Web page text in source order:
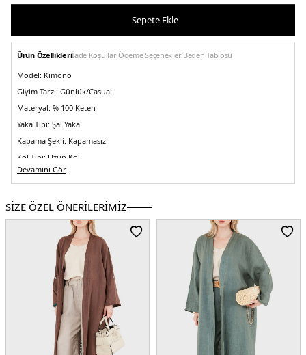
Sepete Ekle
Ürün Özellikleriİade KoşullarıÖdeme SeçenekleriBeden Tablosu
Model: Kimono
Giyim Tarzı: Günlük/Casual
Materyal: % 100 Keten
Yaka Tipi: Şal Yaka
Kapama Şekli: Kapamasız
Kol Tipi: Uzun Kol
Kumaş Tipi:Dokuma
Kalıp Bilgisi:Relaxed Fit
Manken Bedeni:Boy: 1.78 cm / Göğüs: 85 cm / Bel: 62 cm / Basen: 92 cm /
Beden: Onesize
Yaş Grubu:Yetişkin
İtalya
- Ön panel , kol ucu ve etek kısmında çiçek desenli brode işlemeli
5DY269912196.16
Devamını Gör
SİZE ÖZEL ÖNERİLERİMİZ